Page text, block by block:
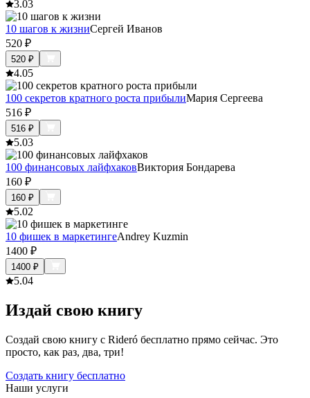
3.03
10 шагов к жизниСергей Иванов
520 ₽
520 ₽
4.05
100 секретов кратного роста прибылиМария Сергеева
516 ₽
516 ₽
5.03
100 финансовых лайфхаковВиктория Бондарева
160 ₽
160 ₽
5.02
10 фишек в маркетингеAndrey Kuzmin
1400 ₽
1400 ₽
5.04
Издай свою книгу
Создай свою книгу с Rideró бесплатно прямо сейчас. Это
просто, как раз, два, три!
Создать книгу бесплатно
Наши услуги